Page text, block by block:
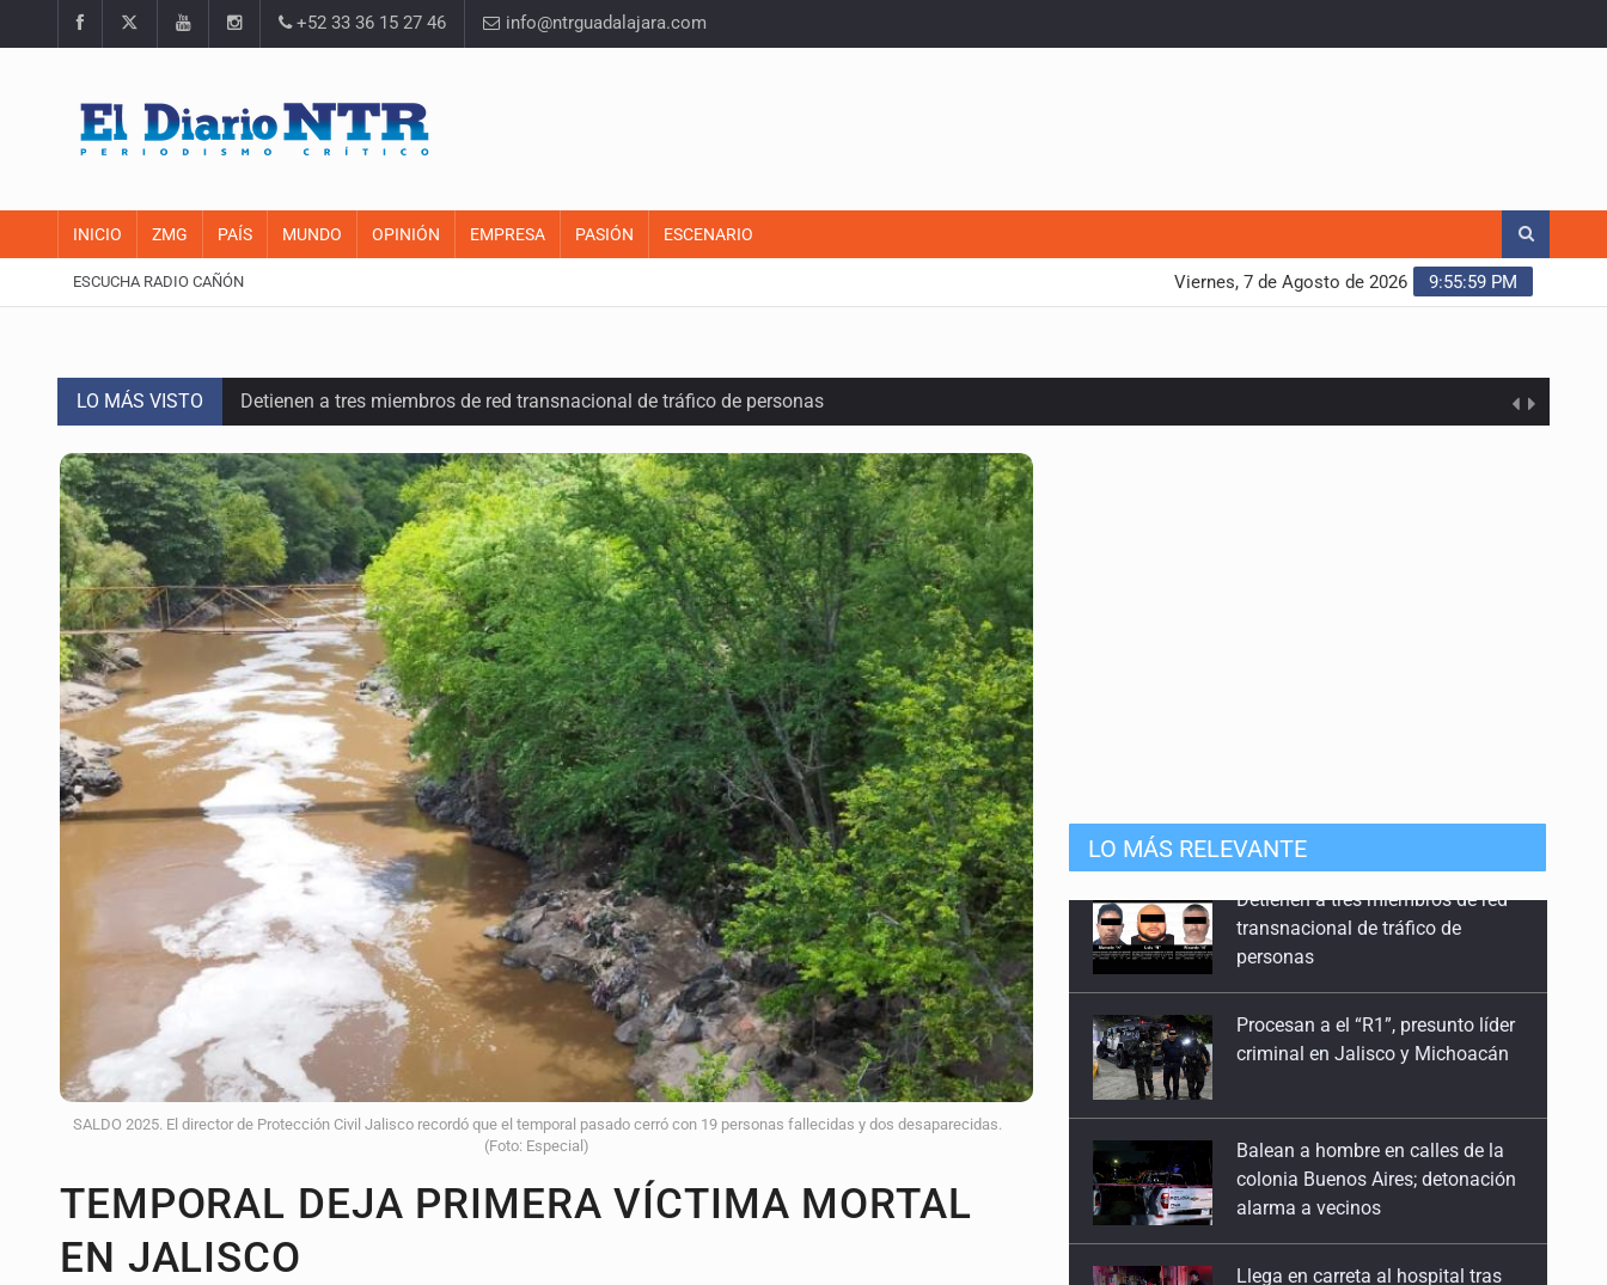
+52 33 36 15 27 46 info@ntrguadalajara.com
INICIO ZMG PAÍS MUNDO OPINIÓN EMPRESA PASIÓN ESCENARIO
ESCUCHA RADIO CAÑÓN 9:56:00 PM
Viernes, 7 de Agosto de 2026
LO MÁS VISTO Detienen a tres miembros de red transnacional de tráfico de personas
Balean a hombre en calles de la colonia Buenos Aires; detonación alarma a vecinos
Llega en carreta al hospital tras recibir golpes en la cabeza en la colonia Americana
Motociclista fue perseguido y asesinado frente a un templo en Guadalajara
Descartan riesgo tras reportes de olor a gas en tres colonias de Tlaquepaque
Cae en Zapopan prófugo estadounidense buscado por Interpol
UdeG convierte residuos de agave en biotextil
Quinto Patio
Se recuperan ya de ciclosporiasis
Procesan a el “R1”, presunto líder criminal en Jalisco y Michoacán
SALDO 2025. El director de Protección Civil Jalisco recordó que el temporal pasado cerró con 19 personas fallecidas y dos desaparecidas.
(Foto: Especial)
TEMPORAL DEJA PRIMERA VÍCTIMA MORTAL
EN JALISCO
LO MÁS RELEVANTE
Procesan a el “R1”, presunto líder
criminal en Jalisco y Michoacán
Balean a hombre en calles de la
alarma a vecinos
Llega en carreta al hospital tras
recibir golpes en la cabeza en la
colonia Americana